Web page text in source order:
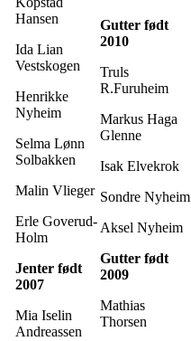
Hansen
Ida Lian
Vestskogen
Henrikke
Nyheim
Selma Lønn
Solbakken
Malin Vlieger
Erle Goverud-
Holm
Jenter født
2007
Mia Iselin
Andreassen
Gutter født
2010
Truls
R.Furuheim
Markus Haga
Glenne
Isak Elvekrok
Sondre Nyheim
Aksel Nyheim
Gutter født
2009
Mathias
Thorsen